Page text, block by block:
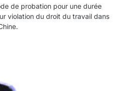
de probation pour une durée
violation du droit du travail dans